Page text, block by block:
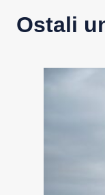
Ostali